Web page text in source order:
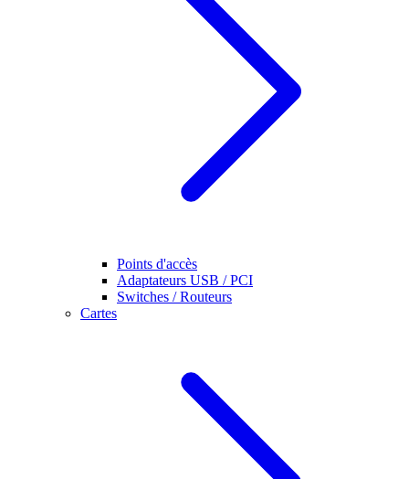
Points d'accès
Adaptateurs USB / PCI
Switches / Routeurs
Cartes